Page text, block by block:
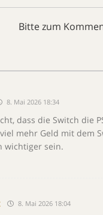
Bitte zum
8. Mai 2026 18:34
dass die Switch die
mehr Geld mit dem
wichtiger sein.
8. Mai 2026 18:04